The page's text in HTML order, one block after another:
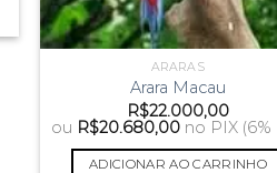
ARARAS
Arara Macau
R$22.000,00
ou R$20.680,00 no PIX
ADICIONAR AO CARRINHO